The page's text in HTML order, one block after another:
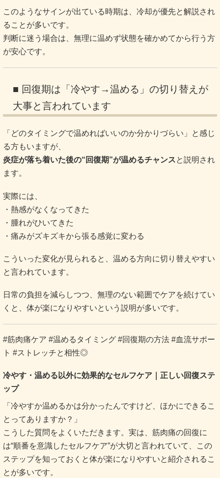
このようなサインが出ている時期は、冷却が優先と解説され
ることが多いです。
判断に迷う場合は、無理に温めず状態を確かめてから行う方
が安心です。
■ 回復期は「冷やす→温める」の切り替えが
大事と言われています
「どのタイミングで温めればいいのか分かりづらい」と感じ
る方もいますが、
炎症が落ち着いた後の“回復期”が温めるチャンスと説明され
ます。
実際には、
・熱感がなくなってきた
・腫れがひいてきた
・痛みがズキズキから張る感覚に変わる
こういった変化が見られると、温める方向に切り替えやすい
と言われています。
日常の負担を減らしつつ、無理のない範囲でケアを続けてい
くと、体が楽になりやすいという説明が多いです。
#筋肉痛ケア #温めるタイミング #回復期の方法 #血流サポー
ト #ストレッチと相性◎
冷やす・温める以外に効果的なセルフケア｜正しい回復ステ
ップ
「冷やすか温めるかは分かったんですけど、ほかにできるこ
とってありますか？」
こうした質問をよくいただきます。実は、筋肉痛の回復に
は“順番を意識したセルフケア”が大切と言われていて、この
ステップを知っておくと体が楽になりやすいと紹介されるこ
とが多いです。